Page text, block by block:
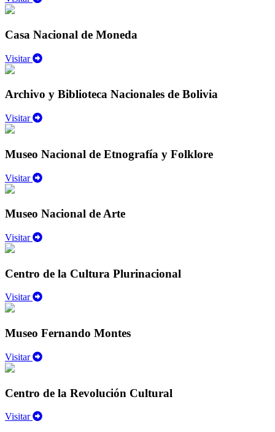
Casa Nacional de Moneda
Visitar
Archivo y Biblioteca Nacionales de Bolivia
Visitar
Museo Nacional de Etnografía y Folklore
Visitar
Museo Nacional de Arte
Visitar
Centro de la Cultura Plurinacional
Visitar
Museo Fernando Montes
Visitar
Centro de la Revolución Cultural
Visitar